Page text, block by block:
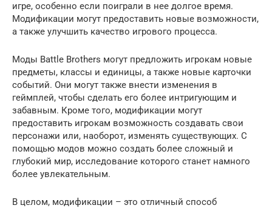
игре, особенно если поиграли в нее долгое время.
Модификации могут предоставить новые возможности,
а также улучшить качество игрового процесса.
Моды Battle Brothers могут предложить игрокам новые
предметы, классы и единицы, а также новые карточки
событий. Они могут также внести изменения в
геймплей, чтобы сделать его более интригующим и
забавным. Кроме того, модификации могут
предоставить игрокам возможность создавать свои
персонажи или, наоборот, изменять существующих. С
помощью модов можно создать более сложный и
глубокий мир, исследование которого станет намного
более увлекательным.
В целом, модификации – это отличный способ